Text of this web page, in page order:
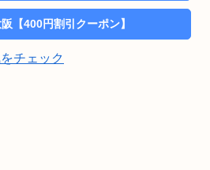
【400円割引クーポン】
チェック